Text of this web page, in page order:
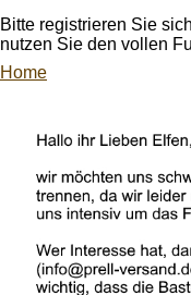
Bitte registrieren Sie sich
nutzen Sie den vollen
Home